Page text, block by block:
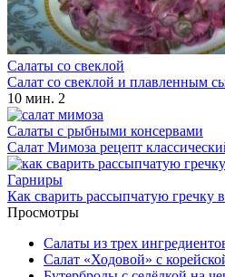
Салаты со свеклой
Салат со свеклой и плавленным
10 мин. 2
Салаты с рыбными консервами
Салат Мимоза рецепт
Гарниры
Как сварить рассыпчатую гречку
Просмотры
Салаты из трех
Салат «Ходовой» с